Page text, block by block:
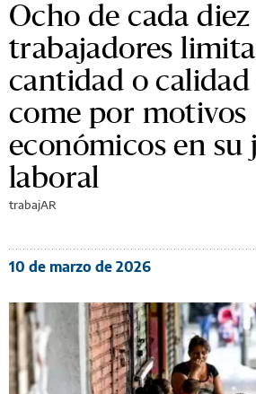
Ocho de cada diez
trabajadores
cantidad o
come por motivos
económicos en su
laboral
trabajAR
10 de marzo de 2026